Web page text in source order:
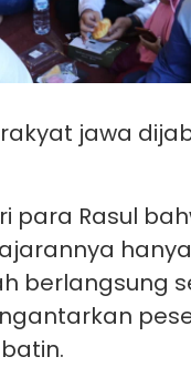
jawa
para Rasul
berlangsung